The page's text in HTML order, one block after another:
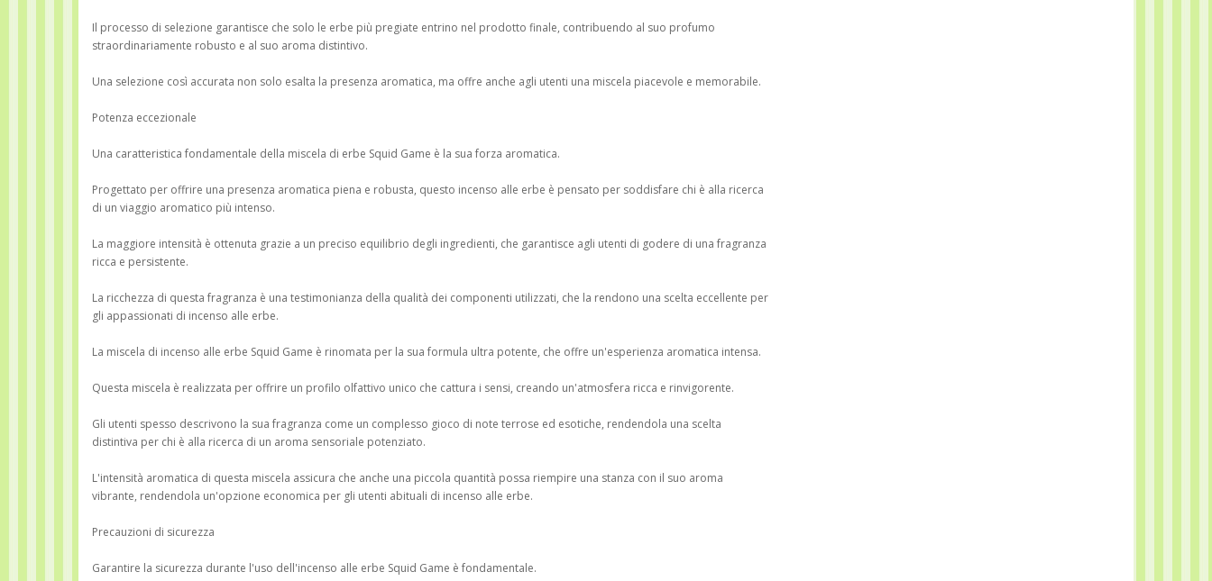
Il processo di selezione garantisce che solo le erbe più pregiate entrino nel prodotto finale, contribuendo al suo profumo
straordinariamente robusto e al suo aroma distintivo.
Una selezione così accurata non solo esalta la presenza aromatica, ma offre anche agli utenti una miscela piacevole e memorabile.
Potenza eccezionale
Una caratteristica fondamentale della miscela di erbe Squid Game è la sua forza aromatica.
Progettato per offrire una presenza aromatica piena e robusta, questo incenso alle erbe è pensato per soddisfare chi è alla ricerca
di un viaggio aromatico più intenso.
La maggiore intensità è ottenuta grazie a un preciso equilibrio degli ingredienti, che garantisce agli utenti di godere di una fragranza
ricca e persistente.
La ricchezza di questa fragranza è una testimonianza della qualità dei componenti utilizzati, che la rendono una scelta eccellente per
gli appassionati di incenso alle erbe.
La miscela di incenso alle erbe Squid Game è rinomata per la sua formula ultra potente, che offre un'esperienza aromatica intensa.
Questa miscela è realizzata per offrire un profilo olfattivo unico che cattura i sensi, creando un'atmosfera ricca e rinvigorente.
Gli utenti spesso descrivono la sua fragranza come un complesso gioco di note terrose ed esotiche, rendendola una scelta
distintiva per chi è alla ricerca di un aroma sensoriale potenziato.
L'intensità aromatica di questa miscela assicura che anche una piccola quantità possa riempire una stanza con il suo aroma
vibrante, rendendola un'opzione economica per gli utenti abituali di incenso alle erbe.
Precauzioni di sicurezza
Garantire la sicurezza durante l'uso dell'incenso alle erbe Squid Game è fondamentale.